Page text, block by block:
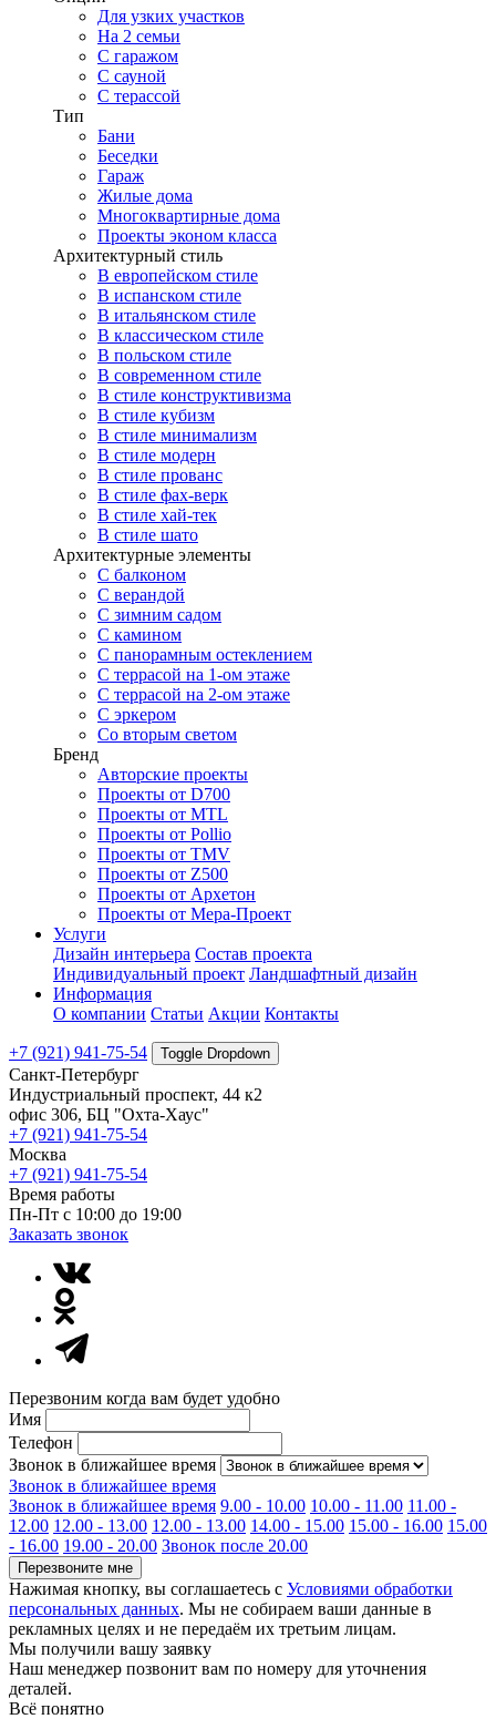
Для узких участков
На 2 семьи
С гаражом
С сауной
С терассой
Тип
Бани
Беседки
Гараж
Жилые дома
Многоквартирные дома
Проекты эконом класса
Архитектурный стиль
В европейском стиле
В испанском стиле
В итальянском стиле
В классическом стиле
В польском стиле
В современном стиле
В стиле конструктивизма
В стиле кубизм
В стиле минимализм
В стиле модерн
В стиле прованс
В стиле фах-верк
В стиле хай-тек
В стиле шато
Архитектурные элементы
С балконом
С верандой
С зимним садом
С камином
С панорамным остеклением
С террасой на 1-ом этаже
С террасой на 2-ом этаже
С эркером
Со вторым светом
Бренд
Авторские проекты
Проекты от D700
Проекты от MTL
Проекты от Pollio
Проекты от TMV
Проекты от Z500
Проекты от Архетон
Проекты от Мера-Проект
Услуги
Дизайн интерьера Состав проекта
Индивидуальный проект Ландшафтный дизайн
Информация
О компании Статьи Акции Контакты
+7 (921) 941-75-54 Toggle Dropdown
Санкт-Петербург
Индустриальный проспект, 44 к2
офис 306, БЦ "Охта-Хаус"
+7 (921) 941-75-54
Москва
+7 (921) 941-75-54
Время работы
Пн-Пт с 10:00 до 19:00
Заказать звонок
Перезвоним когда вам будет удобно
Имя
Телефон
Звонок в ближайшее время
Звонок в ближайшее время
Звонок в ближайшее время 9.00 - 10.00 10.00 - 11.00 11.00 -
12.00 12.00 - 13.00 12.00 - 13.00 14.00 - 15.00 15.00 - 16.00 15.00
- 16.00 19.00 - 20.00 Звонок после 20.00
Перезвоните мне
Нажимая кнопку, вы соглашаетесь с Условиями обработки
персональных данных. Мы не собираем ваши данные в
рекламных целях и не передаём их третьим лицам.
Мы получили вашу заявку
Наш менеджер позвонит вам по номеру для уточнения
деталей.
Всё понятно